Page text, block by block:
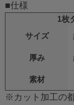
■仕様
1枚
サイズ
厚み
素材
※カット加工の